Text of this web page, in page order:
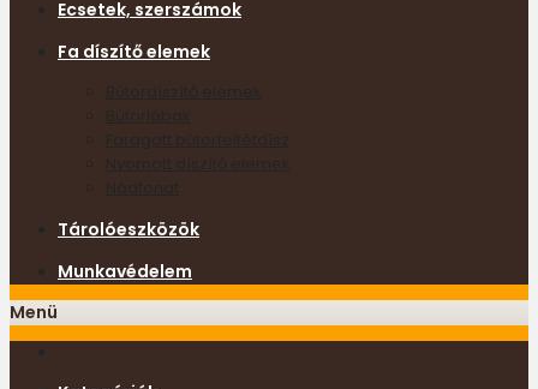
Ecsetek, szerszámok
Fa díszítő elemek
Bútordíszítő elemek
Bútorlábak
Faragott bútorfeltétdísz
Nyomott díszítő elemek
Tárolóeszközök
Munkavédelem
Menü